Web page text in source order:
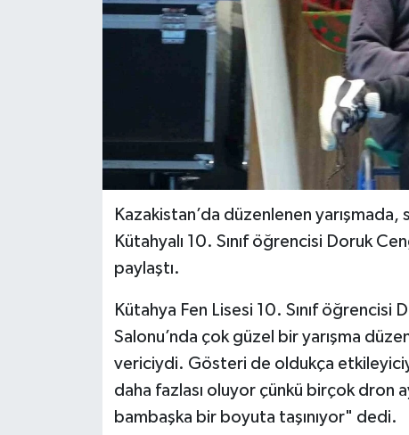
Kazakistan’da düzenlenen yarışmada,
Kütahyalı 10. Sınıf öğrencisi Doruk
paylaştı.
Kütahya Fen Lisesi 10. Sınıf öğrencisi
Salonu’nda çok güzel bir yarışma
vericiydi. Gösteri de oldukça
daha fazlası oluyor çünkü birçok dron
bambaşka bir boyuta taşınıyor" dedi.